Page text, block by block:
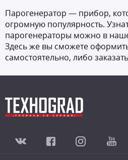
Парогенератор — прибор,
огромную популярность.
парогенераторы можно в
Здесь же вы сможете
самостоятельно, либо